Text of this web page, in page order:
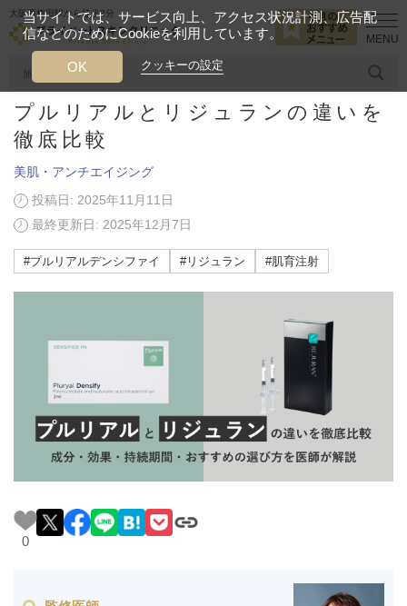
大阪西梅田駅から徒歩2分
人気のワード 糸リフト ヒアルロン酸 リジュランアイ
当クリニック月替わりのおすすめのメニュー
プライベートスキンクリニックが
選ばれる理由
クリニックについて
初めての方へ
美容ブログ 美肌・アンチエイジング プルリアルとリジ
プルリアルとリジュランの違いを
徹底比較
美肌・アンチエイジング
投稿日: 2025年11月11日
最終更新日: 2025年12月7日
#プルリアルデンシファイ #リジュラン #肌育注射
0
当サイトでは、サービス向上、アクセス状況計測、広告配
信などのためにCookieを利用しています。
クッキーの設定
OK